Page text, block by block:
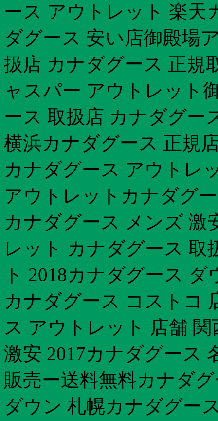
ース アウトレット 楽天
ダグース 安い店御殿場
扱店 カナダグース 正規
ャスパー アウトレット
ース 取扱店 カナダグー
横浜カナダグース 正規
カナダグース アウトレ
アウトレットカナダグ
カナダグース メンズ 激
レット カナダグース 取
ト 2018カナダグース
カナダグース コストコ
ス アウトレット 店舗
激安 2017カナダグース
販売ー送料無料カナダ
ダウン 札幌カナダグー